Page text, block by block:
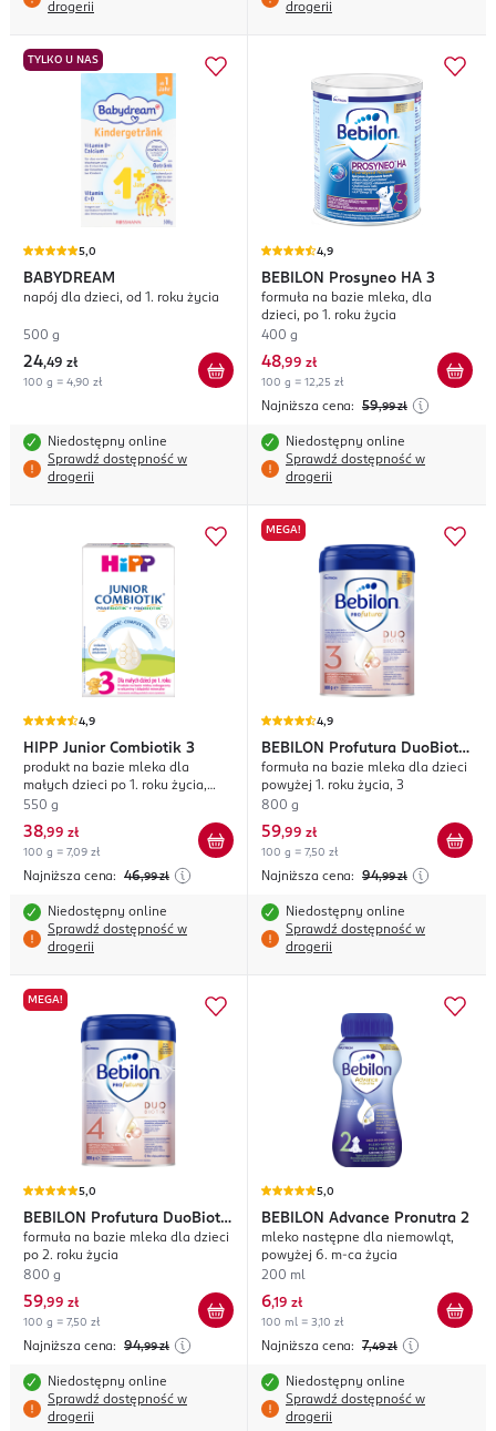
drogerii
drogerii
TYLKO U NAS
5,0
BABYDREAM
napój dla dzieci, od 1. roku życia
500 g
24,49 zł
100 g = 4,90 zł
Niedostępny online
Sprawdź dostępność w
drogerii
4,9
BEBILON Prosyneo HA 3
formuła na bazie mleka, dla
dzieci, po 1. roku życia
400 g
48,99 zł
100 g = 12,25 zł
Najniższa cena: 59,99 zł
Niedostępny online
Sprawdź dostępność w
drogerii
4,9
HIPP Junior Combiotik 3
produkt na bazie mleka dla
małych dzieci po 1. roku życia,
wzbogacony w witaminy i
550 g
38,99 zł
100 g = 7,09 zł
Najniższa cena: 46,99 zł
Niedostępny online
Sprawdź dostępność w
drogerii
MEGA!
4,9
BEBILON
Profutura DuoBiotik
1
formuła na bazie mleka dla dzieci
powyżej 1. roku życia, 3
800 g
59,99 zł
100 g = 7,50 zł
Najniższa cena: 94,99 zł
Niedostępny online
Sprawdź dostępność w
drogerii
MEGA!
5,0
BEBILON
Profutura DuoBiotik
4
formuła na bazie mleka dla dzieci
po 2. roku życia
800 g
59,99 zł
100 g = 7,50 zł
Najniższa cena: 94,99 zł
Niedostępny online
Sprawdź dostępność w
drogerii
5,0
BEBILON Advance Pronutra 2
mleko następne dla niemowląt,
powyżej 6. m-ca życia
200 ml
6,19 zł
100 ml = 3,10 zł
Najniższa cena: 7,49 zł
Niedostępny online
Sprawdź dostępność w
drogerii